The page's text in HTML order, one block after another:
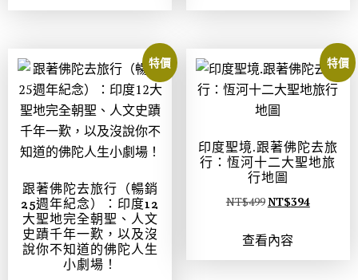
特價
跟著佛陀去旅行（暢銷
25週年紀念）：印度12
大聖地完全朝聖、人文
史蹟千年一歎，以及沒
說你不知道的佛陀人生
小劇場！
特價
印度聖境.跟著佛陀去旅
行：恆河十二大聖地旅
行地圖
NT$499 NT$394
查看內容